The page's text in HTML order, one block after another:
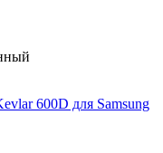
600D для Samsung